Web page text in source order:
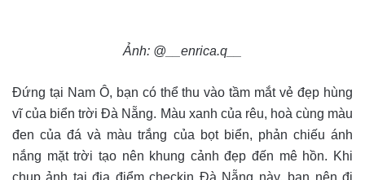
Ảnh: @__enrica.q__
Đứng tại Nam Ô, bạn có thể thu vào tầm mắt vẻ đẹp hùng
vĩ của biển trời Đà Nẵng. Màu xanh của rêu, hoà cùng màu
đen của đá và màu trắng của bọt biển, phản chiếu ánh
nắng mặt trời tạo nên khung cảnh đẹp đến mê hồn. Khi
chụp ảnh tại địa điểm checkin Đà Nẵng này, bạn nên đi